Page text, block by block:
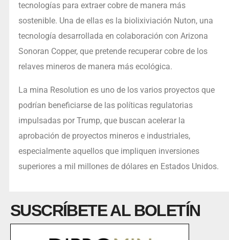
tecnologías para extraer cobre de manera más
sostenible. Una de ellas es la biolixiviación Nuton, una
tecnología desarrollada en colaboración con Arizona
Sonoran Copper, que pretende recuperar cobre de los
relaves mineros de manera más ecológica.
La mina Resolution es uno de los varios proyectos que
podrían beneficiarse de las políticas regulatorias
impulsadas por Trump, que buscan acelerar la
aprobación de proyectos mineros e industriales,
especialmente aquellos que impliquen inversiones
superiores a mil millones de dólares en Estados Unidos.
SUSCRÍBETE AL BOLETÍN